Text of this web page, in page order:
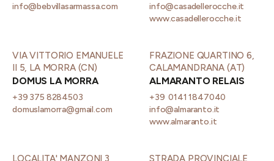
info@bebvillasarmassa.com
info@casadellerocche.it
www.casadellerocche.it
VIA VITTORIO EMANUELE
II 5, LA MORRA (CN)
DOMUS LA MORRA
+39 375 8284503
domuslamorra@gmail.com
FRAZIONE QUARTINO 6,
CALAMANDRANA (AT)
ALMARANTO RELAIS
+39 0141 1847040
info@almaranto.it
www.almaranto.it
LOCALITA' MANZONI 3, STRADA PROVINCIALE